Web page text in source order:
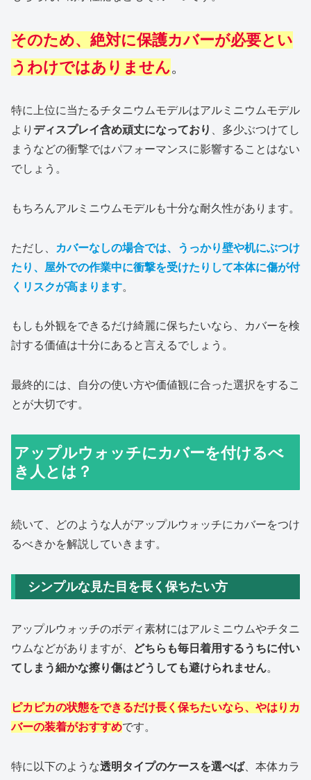
そのため、絶対に保護カバーが必要とい
うわけではありません。
特に上位に当たるチタニウムモデルはアルミニウムモデル
より ディスプレイ含め頑丈になっており
、多少ぶつけてし
まうなどの衝撃ではパフォーマンスに影響することはない
でしょう。
もちろんアルミニウムモデルも十分な耐久性があります。
ただし、
カバーなしの場合では、うっかり壁や机にぶつけ
たり、屋外での作業中に衝撃を受けたりして本体に傷が付
くリスクが高まります。
もしも外観をできるだけ綺麗に保ちたいなら、カバーを検
討する価値は十分にあると言えるでしょう。
最終的には、自分の使い方や価値観に合った選択をするこ
とが大切です。
アップルウォッチにカバーを付けるべ
き人とは？
続いて、どのような人がアップルウォッチにカバーをつけ
るべきかを解説していきます。
シンプルな見た目を長く保ちたい方
アップルウォッチのボディ素材にはアルミニウムやチタニ
ウムなどがありますが、
どちらも毎日着用するうちに付い
てしまう細かな擦り傷はどうしても避けられません。
ピカピカの状態をできるだけ長く保ちたいなら、やはりカ
バーの装着がおすすめです。
特に以下のような透明タイプのケースを選べば、本体カラ